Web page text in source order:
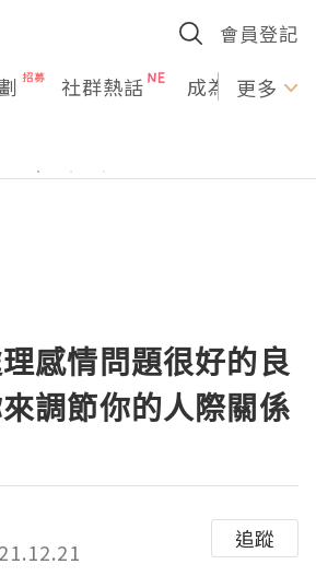
會員登記
社群熱話 成為U更多
感情問題很好的良
調節你的人際關係
追蹤